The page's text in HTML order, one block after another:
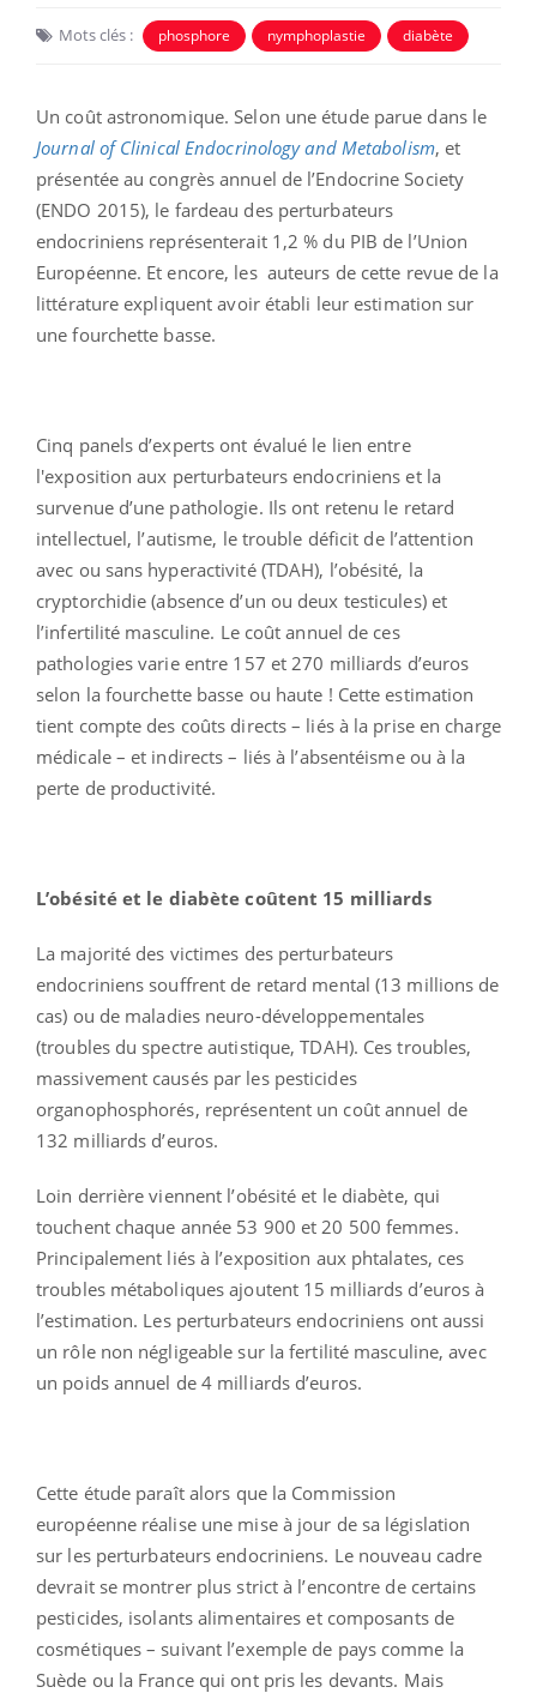
Mots clés : phosphore nymphoplastie diabète
Un coût astronomique. Selon une étude parue dans le
Journal of Clinical Endocrinology and Metabolism, et
présentée au congrès annuel de l’Endocrine Society
(ENDO 2015), le fardeau des perturbateurs
endocriniens représenterait 1,2 % du PIB de l’Union
Européenne. Et encore, les auteurs de cette revue de la
littérature expliquent avoir établi leur estimation sur
une fourchette basse.
Cinq panels d’experts ont évalué le lien entre
l'exposition aux perturbateurs endocriniens et la
survenue d’une pathologie. Ils ont retenu le retard
intellectuel, l’autisme, le trouble déficit de l’attention
avec ou sans hyperactivité (TDAH), l’obésité, la
cryptorchidie (absence d’un ou deux testicules) et
l’infertilité masculine. Le coût annuel de ces
pathologies varie entre 157 et 270 milliards d’euros
selon la fourchette basse ou haute ! Cette estimation
tient compte des coûts directs – liés à la prise en charge
médicale – et indirects – liés à l’absentéisme ou à la
perte de productivité.
L’obésité et le diabète coûtent 15 milliards
La majorité des victimes des perturbateurs
endocriniens souffrent de retard mental (13 millions de
cas) ou de maladies neuro-développementales
(troubles du spectre autistique, TDAH). Ces troubles,
massivement causés par les pesticides
organophosphorés, représentent un coût annuel de
132 milliards d’euros.
Loin derrière viennent l’obésité et le diabète, qui
touchent chaque année 53 900 et 20 500 femmes.
Principalement liés à l’exposition aux phtalates, ces
troubles métaboliques ajoutent 15 milliards d’euros à
l’estimation. Les perturbateurs endocriniens ont aussi
un rôle non négligeable sur la fertilité masculine, avec
un poids annuel de 4 milliards d’euros.
Cette étude paraît alors que la Commission
européenne réalise une mise à jour de sa législation
sur les perturbateurs endocriniens. Le nouveau cadre
devrait se montrer plus strict à l’encontre de certains
pesticides, isolants alimentaires et composants de
cosmétiques – suivant l’exemple de pays comme la
Suède ou la France qui ont pris les devants. Mais